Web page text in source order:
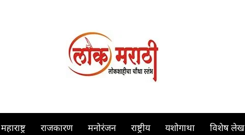
महाराष्ट्र राजकारण मनोरंजन राष्ट्रीय यशोगाथा विशेष लेख